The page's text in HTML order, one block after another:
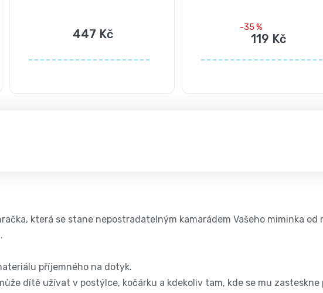
447 Kč 119 Kč
-35 %
která se stane nepostradatelným kamarádem Vašeho miminka
příjemného na dotyk.
dítě užívat v postýlce, kočárku a kdekoliv tam, kde se mu zasteskne